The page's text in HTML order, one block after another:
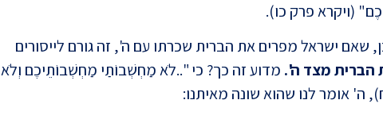
(ויקרא פרק כו).
שאם ישראל מפרים את הברית שכרתו עם ה', זה גורם לייסורים
הברית מצד ה'. מדוע זה כך? כי "..לֹא מַחְשְׁבוֹתַי מַחְשְׁבוֹתֵיכֶם וְלֹא
ה' אומר לנו שהוא שונה מאיתנו: